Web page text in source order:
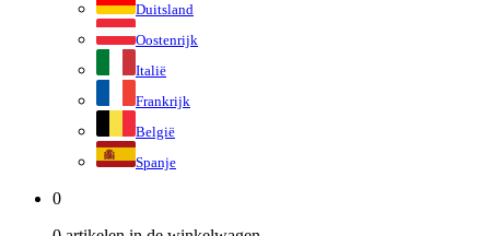
Duitsland
Oostenrijk
Italië
Frankrijk
België
Spanje
0